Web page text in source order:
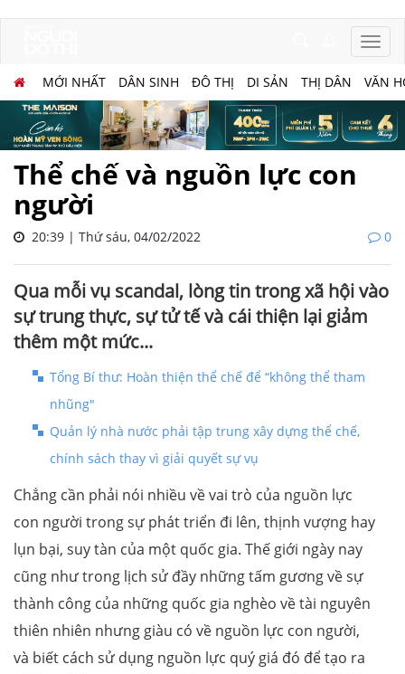
MỚI NHẤT DÂN SINH ĐÔ THỊ DI SẢN THỊ DÂN VĂN
Thể chế và nguồn lực con
người
20:39 | Thứ sáu, 04/02/2022 0
Qua mỗi vụ scandal, lòng tin trong xã hội vào
sự trung thực, sự tử tế và cái thiện lại giảm
thêm một mức...
Tổng Bí thư: Hoàn thiện thể chế để “không thể tham
nhũng"
Quản lý nhà nước phải tập trung xây dựng thể chế,
chính sách thay vì giải quyết sự vụ
Chẳng cần phải nói nhiều về vai trò của nguồn lực
con người trong sự phát triển đi lên, thịnh vượng hay
lụn bại, suy tàn của một quốc gia. Thế giới ngày nay
cũng như trong lịch sử đầy những tấm gương về sự
thành công của những quốc gia nghèo về tài nguyên
thiên nhiên nhưng giàu có về nguồn lực con người,
và biết cách sử dụng nguồn lực quý giá đó để tạo ra